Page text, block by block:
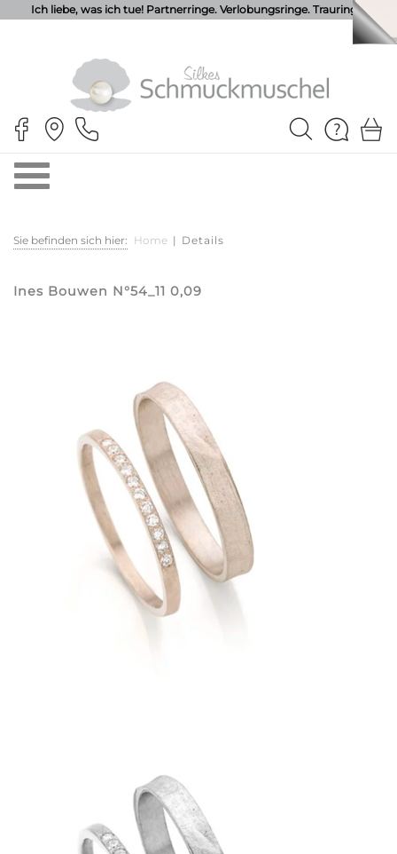
Ich liebe, was ich tue! Partnerringe. Verlobungsringe. Trauringe.
Sie befinden sich hier: Home | Details
Ines Bouwen N°54_11 0,09